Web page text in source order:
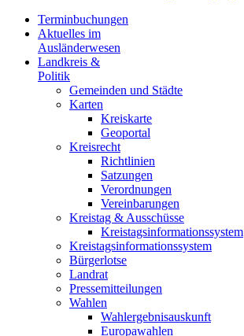
Terminbuchungen
Aktuelles im
Ausländerwesen
Landkreis &
Politik
Gemeinden und Städte
Karten
Kreiskarte
Geoportal
Kreisrecht
Richtlinien
Satzungen
Verordnungen
Vereinbarungen
Kreistag & Ausschüsse
Kreistagsinformationssystem
Kreistagsinformationssystem
Bürgerlotse
Landrat
Pressemitteilungen
Wahlen
Wahlergebnisauskunft
Europawahlen